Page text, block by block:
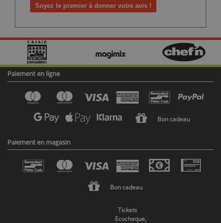
Soyez le premier à donner votre avis !
Paiement en ligne
Bon cadeau
Paiement en magasin
Bon cadeau
Tickets
Ecocheque,